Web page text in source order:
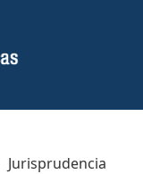
Jurisprudencia